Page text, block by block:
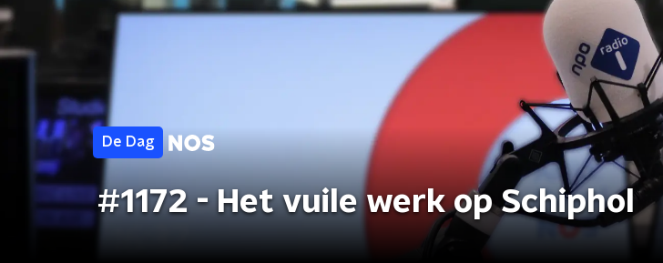
De Dag
#1172 - Het vuile werk op Schiphol